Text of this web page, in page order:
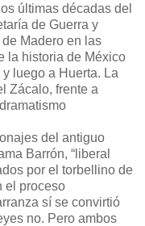
últimas décadas del
de Guerra y
Madero en las
la historia de México
luego a Huerta. La
Zácalo, frente a
del antiguo
Barrón, “liberal
por el torbellino de
el proceso
sí se convirtió
no. Pero ambos